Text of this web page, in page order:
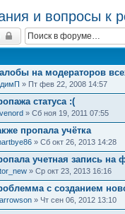
и вопросы к
на модераторов
» Пт фев 22, 2008 14:57
статуса :(
» Сб ноя 19, 2011 07:55
пропала учётка
» Сб окт 26, 2013 14:28
учетная запись на
» Ср окт 23, 2013 16:16
с созданием
» Чт сен 06, 2012 13:10